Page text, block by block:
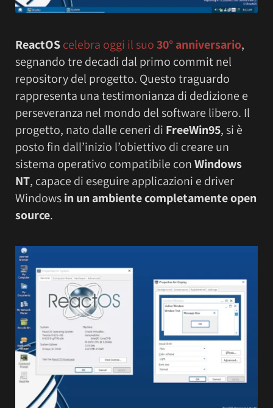
ReactOScelebra oggi il suo30° anniversario,
segnando tre decadi dal primo commit nel
repository del progetto. Questo traguardo
rappresenta una testimonianza di dedizione e
perseveranza nel mondo del software libero. Il
progetto, nato dalle ceneri di FreeWin95, si è
posto fin dall’inizio l’obiettivo di creare un
sistema operativo compatibile conWindows
NT, capace di eseguire applicazioni e driver
Windowsin un ambiente completamente open
source.